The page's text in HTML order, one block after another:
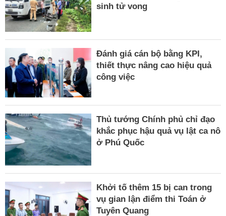
sinh tử vong
Đánh giá cán bộ bằng KPI,
thiết thực nâng cao hiệu quả
công việc
Thủ tướng Chính phủ chỉ đạo
khắc phục hậu quả vụ lật ca nô
ở Phú Quốc
Khởi tố thêm 15 bị can trong
vụ gian lận điểm thi Toán ở
Tuyên Quang